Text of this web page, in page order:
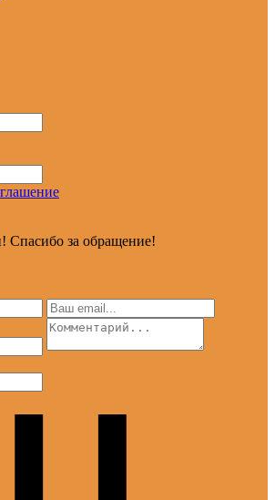
Спасибо за обращение!